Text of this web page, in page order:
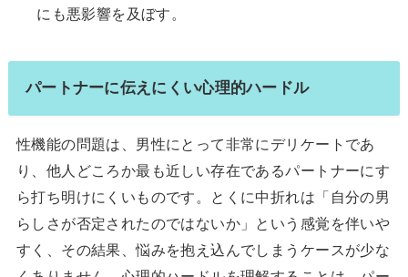
にも悪影響を及ぼす。
パートナーに伝えにくい心理的ハードル
性機能の問題は、男性にとって非常にデリケートであ
り、他人どころか最も近しい存在であるパートナーにす
ら打ち明けにくいものです。とくに中折れは「自分の男
らしさが否定されたのではないか」という感覚を伴いや
すく、その結果、悩みを抱え込んでしまうケースが少な